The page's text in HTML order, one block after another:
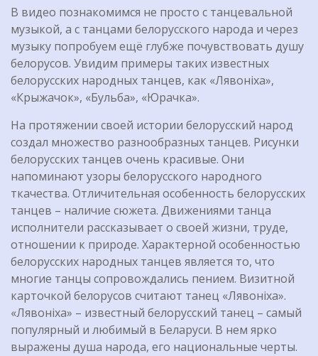
В видео познакомимся не просто с танцевальной
музыкой, а с танцами белорусского народа и через
музыку попробуем ещё глубже почувствовать душу
белорусов. Увидим примеры таких известных
белорусских народных танцев, как «Лявонiха»,
«Крыжачок», «Бульба», «Юрачка».
На протяжении своей истории белорусский народ
создал множество разнообразных танцев. Рисунки
белорусских танцев очень красивые. Они
напоминают узоры белорусского народного
ткачества. Отличительная особенность белорусских
танцев – наличие сюжета. Движениями танца
исполнители рассказывает о своей жизни, труде,
отношении к природе. Характерной особенностью
белорусских народных танцев является то, что
многие танцы сопровождались пением. Визитной
карточкой белорусов считают танец «Лявонiха».
«Лявонiха» – известный белорусский танец – самый
популярный и любимый в Беларуси. В нем ярко
выражены душа народа, его национальные черты.